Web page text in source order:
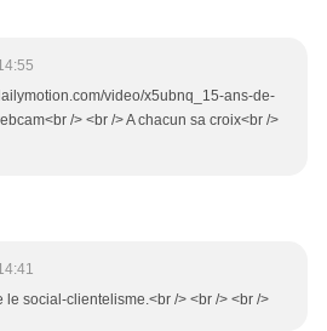
video/x5ubnq_15-ans-de-
/> <br /> A chacun sa croix<br />
le social-clientelisme.<br /> <br /> <br />